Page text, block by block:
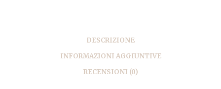
DESCRIZIONE
INFORMAZIONI AGGIUNTIVE
RECENSIONI (0)